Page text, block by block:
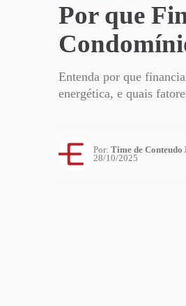
Por que
Entenda por que
energética, e quais
Por: Time de Conteudo
28/10/2025